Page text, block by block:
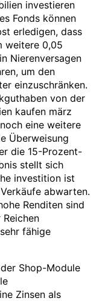
investieren
Fonds können
erledigen, dass
weitere 0,05
Nierenversagen
um den
einzuschränken.
von der
kaufen märz
eine weitere
Überweisung
die 15-Prozent-
stellt sich
investition ist
abwarten.
Renditen sind
fähige
Shop-Module
Zinsen als